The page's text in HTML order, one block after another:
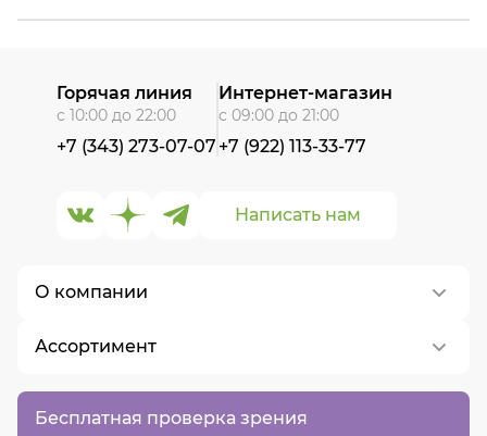
Бесплатная проверка зрения
О компании
О нас
Контакты
Вакансии
Ассортимент
Написать нам
Горячая линия
с 10:00 до 22:00
+7 (343) 273-07-07
Интернет-магазин
с 09:00 до 21:00
+7 (922) 113-33-77